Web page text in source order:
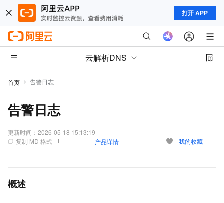
打开 APP
云解析DNS
首页 告警日志
告警日志
更新时间： 2026-05-18 15:13:19
复制 MD 格式
产品详情 我的收藏
概述